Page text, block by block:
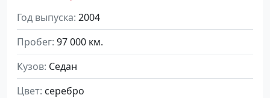
Год выпуска 2004
Пробег 97 000 км.
Кузов Седан
Цвет серебро